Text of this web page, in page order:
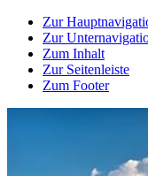
Zur
Zur
Zum Inhalt
Zur Seitenleiste
Zum Footer